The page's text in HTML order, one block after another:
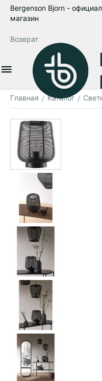
Bergenson Bjorn -
магазин
Возврат
Главная / Каталог /